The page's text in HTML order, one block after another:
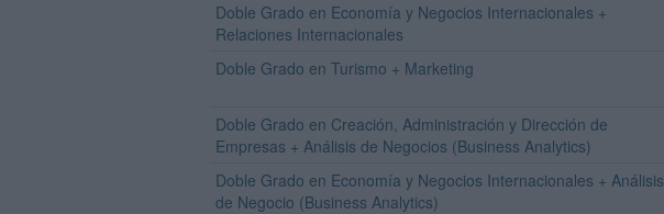
Doble Grado en Economía y Negocios Internacionales +
Relaciones Internacionales
Doble Grado en Turismo + Marketing
Doble Grado en Creación, Administración y Dirección de
Empresas + Análisis de Negocios (Business Analytics)
Doble Grado en Economía y Negocios Internacionales + Análisis
de Negocio (Business Analytics)